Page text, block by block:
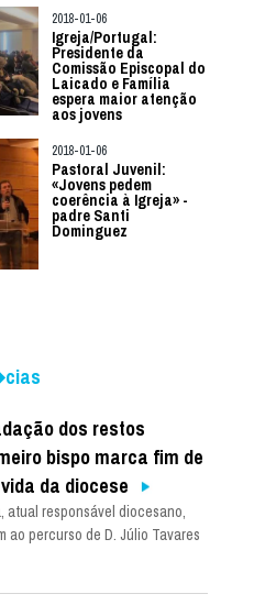
2018-01-06
Igreja/Portugal:
Presidente da
Comissão Episcopal do
Laicado e Família
espera maior atenção
aos jovens
2018-01-06
Pastoral Juvenil:
«Jovens pedem
coerência à Igreja» -
padre Santi
Dominguez
dos restos
bispo marca fim de
da diocese
atual responsável diocesano,
ao percurso de D. Júlio Tavares